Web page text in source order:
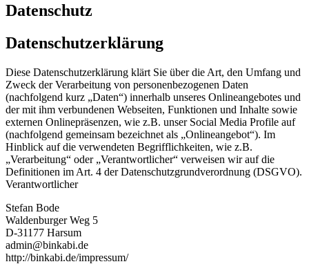
Datenschutz
Datenschutzerklärung
Diese Datenschutzerklärung klärt Sie über die Art, den Umfang und
Zweck der Verarbeitung von personenbezogenen Daten
(nachfolgend kurz „Daten“) innerhalb unseres Onlineangebotes und
der mit ihm verbundenen Webseiten, Funktionen und Inhalte sowie
externen Onlinepräsenzen, wie z.B. unser Social Media Profile auf
(nachfolgend gemeinsam bezeichnet als „Onlineangebot“). Im
Hinblick auf die verwendeten Begrifflichkeiten, wie z.B.
„Verarbeitung“ oder „Verantwortlicher“ verweisen wir auf die
Definitionen im Art. 4 der Datenschutzgrundverordnung (DSGVO).
Verantwortlicher
Stefan Bode
Waldenburger Weg 5
D-31177 Harsum
admin@binkabi.de
http://binkabi.de/impressum/